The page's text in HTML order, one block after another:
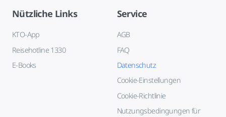
Nützliche Links
KTO-App
Reisehotline 1330
E-Books
Service
AGB
FAQ
Datenschutz
Cookie-Einstellungen
Cookie-Richtlinie
Nutzungsbedingungen für